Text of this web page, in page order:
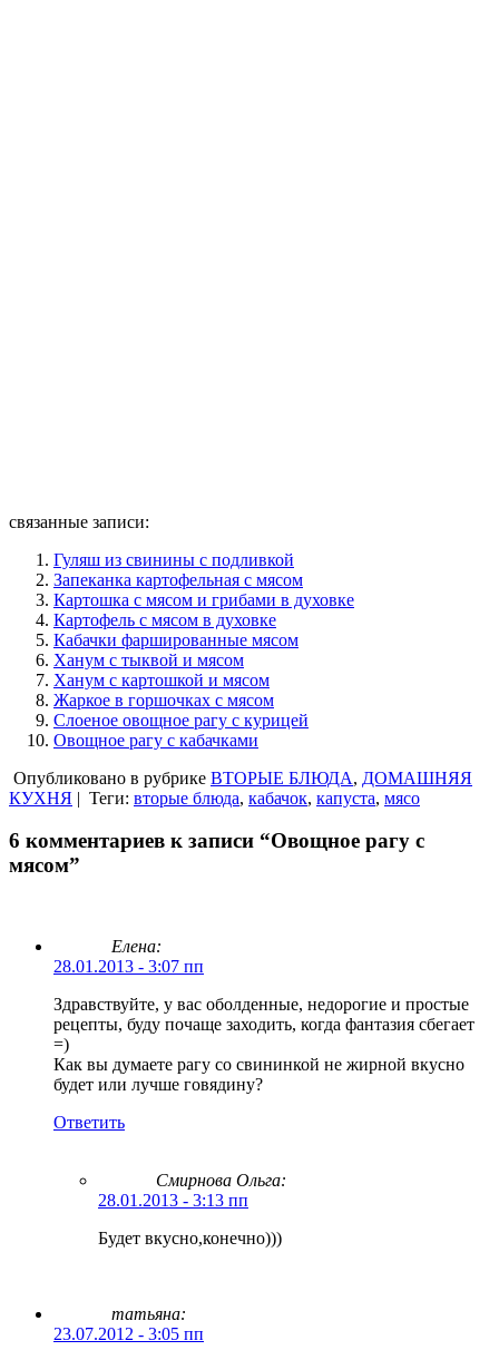
связанные записи:
Гуляш из свинины с подливкой
Запеканка картофельная с мясом
Картошка с мясом и грибами в духовке
Картофель с мясом в духовке
Кабачки фаршированные мясом
Ханум с тыквой и мясом
Ханум с картошкой и мясом
Жаркое в горшочках с мясом
Слоеное овощное рагу с курицей
Овощное рагу с кабачками
Опубликовано в рубрике ВТОРЫЕ БЛЮДА, ДОМАШНЯЯ
КУХНЯ | Теги: вторые блюда, кабачок, капуста, мясо
6 комментариев к записи “Овощное рагу с
мясом”
Елена:
28.01.2013 - 3:07 пп
Здравствуйте, у вас оболденные, недорогие и простые
рецепты, буду почаще заходить, когда фантазия сбегает
=)
Как вы думаете рагу со свининкой не жирной вкусно
будет или лучше говядину?
Ответить
Смирнова Ольга:
28.01.2013 - 3:13 пп
Будет вкусно,конечно)))
татьяна:
23.07.2012 - 3:05 пп